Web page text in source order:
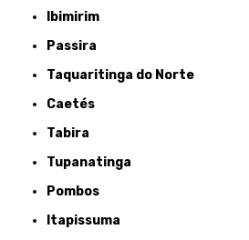
Ibimirim
Passira
Taquaritinga do Norte
Caetés
Tabira
Tupanatinga
Pombos
Itapissuma